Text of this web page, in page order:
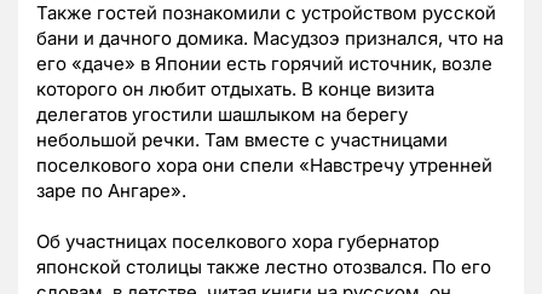
Также гостей познакомили с устройством русской
бани и дачного домика. Масудзоэ признался, что на
его «даче» в Японии есть горячий источник, возле
которого он любит отдыхать. В конце визита
делегатов угостили шашлыком на берегу
небольшой речки. Там вместе с участницами
поселкового хора они спели «Навстречу утренней
заре по Ангаре».
Об участницах поселкового хора губернатор
японской столицы также лестно отозвался. По его